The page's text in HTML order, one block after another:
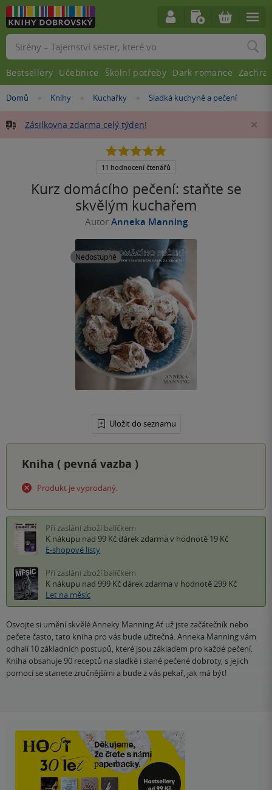
Nacházíte
zde:
Domů »
Knihy »
Kuchařky »
Sladká kuchyně a pečení
Zásilkovna zdarma celý týden!
Kurz domácího pečení: staňte se
skvělým kuchařem
Autor Anneka Manning
Nedostupné
Uložit do seznamu
4.8
5
11 hodnocení čtenářů
Kniha ( pevná vazba )
Produkt je vyprodaný.
Při zaslání zboží balíčkem
K nákupu nad 99 Kč dárek zdarma v hodnotě 19 Kč
E-shopové listy
Při zaslání zboží balíčkem
K nákupu nad 999 Kč dárek zdarma v hodnotě 299 Kč
Let na měsíc
Osvojte si umění skvělé Anneky Manning Ať už jste začátečník nebo
pečete často, tato kniha pro vás bude užitečná. Anneka Manning vám
odhalí 10 základních postupů, které jsou základem pro každé pečení.
Kniha obsahuje 90 receptů na sladké i slané pečené dobroty, s jejich
pomocí se stanete zručnějšími a bude z vás pekař, jak má být!
Vyhledávání
Bestsellery Učebnice Školní potřeby Dark romance